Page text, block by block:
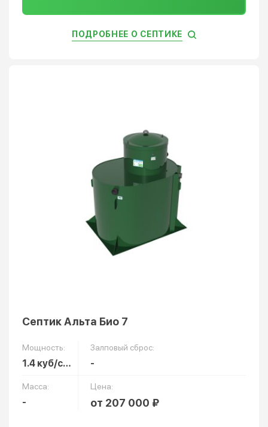
ПОДРОБНЕЕ О СЕПТИКЕ
Септик Альта Био 7
Мощность:
1.4 куб/сут
Залповый сброс:
-
Масса:
-
Цена:
от 207 000 ₽